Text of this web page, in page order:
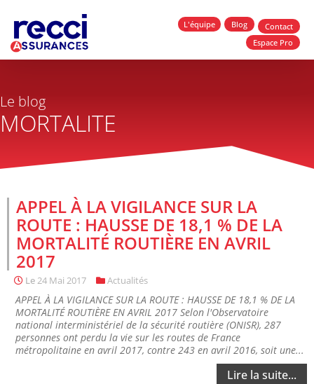
L'équipe Blog
Contact
Espace Pro
Le blog
MORTALITE
APPEL À LA VIGILANCE SUR LA
ROUTE : HAUSSE DE 18,1 % DE LA
MORTALITÉ ROUTIÈRE EN AVRIL
2017
Le24 Mai 2017 Actualités
APPEL À LA VIGILANCE SUR LA ROUTE : HAUSSE DE 18,1 % DE LA
MORTALITÉ ROUTIÈRE EN AVRIL 2017 Selon l'Observatoire
national interministériel de la sécurité routière (ONISR), 287
personnes ont perdu la vie sur les routes de France
métropolitaine en avril 2017, contre 243 en avril 2016, soit une...
Lire la suite...